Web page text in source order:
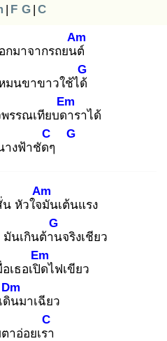
| F G | C
กมาจากรถยนต์
Am
มนขาขาวใช้ได้
G
รรณเทียบดา
Em
ราได้
างฟ้าชัดๆ
C G
หัวใจมั
Am
นเต้นแรง
มันเกินต้าน
G
จริงเชียว
เธอเปิด
Em
ไฟเขียว
ดิน
Dm
มาเฉียว
าอ่อยเรา
C